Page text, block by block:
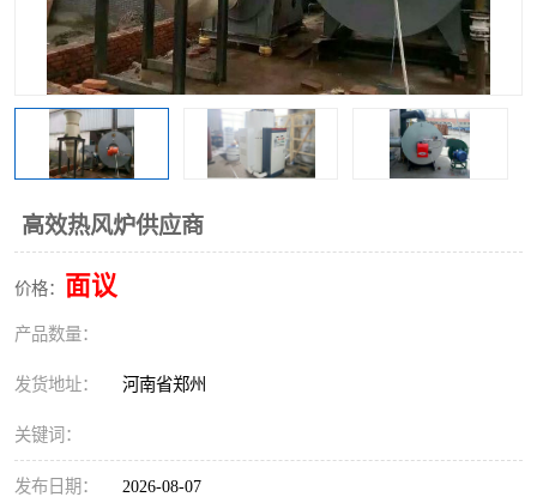
高效热风炉供应商
价格： 面议
产品数量：
发货地址： 河南省郑州
关键词：
发布日期： 2026-08-07